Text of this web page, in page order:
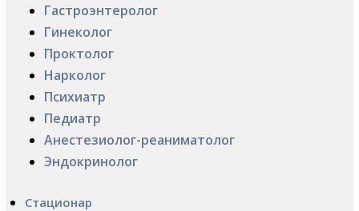
Гастроэнтеролог
Гинеколог
Проктолог
Нарколог
Психиатр
Педиатр
Анестезиолог-реаниматолог
Эндокринолог
Стационар